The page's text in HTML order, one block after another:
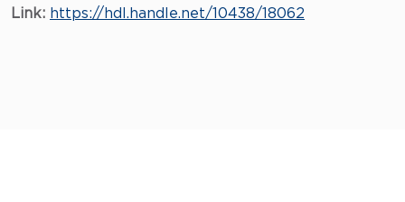
Link: https://hdl.handle.net/10438/18062